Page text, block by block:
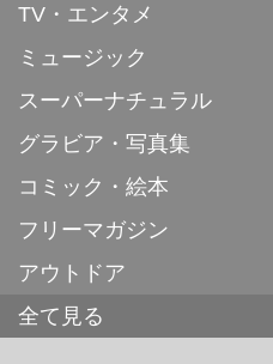
TV・エンタメ
ミュージック
スーパーナチュラル
グラビア・写真集
コミック・絵本
フリーマガジン
アウトドア
全て見る